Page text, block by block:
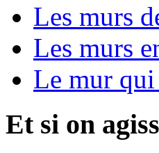
Les murs
Les murs
Le mur qui
Et si on